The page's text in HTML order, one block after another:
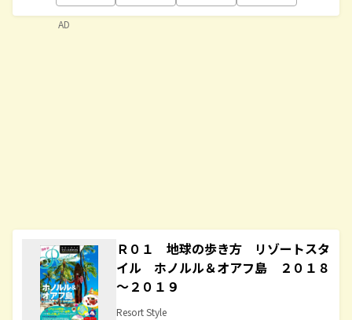
Ｒ０１ 地球の歩き方 リゾートスタ
イル ホノルル＆オアフ島 ２０１８
～２０１９
Resort Style
AD